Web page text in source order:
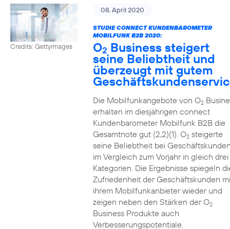
Credits: Gettyimages
08. April 2020
STUDIE CONNECT KUNDENBAROMETER
MOBILFUNK B2B 2020:
O2 Business steigert
seine Beliebtheit und
überzeugt mit gutem
Die Mobilfunkangebote von O2
erhalten im diesjährigen connect
Kundenbarometer Mobilfunk B2B die
Gesamtnote gut (2,2)(1). O2steigerte
seine Beliebtheit bei
im Vergleich zum Vorjahr in gleich drei
Kategorien. Die Ergebnisse spiegeln
Zufriedenheit der Geschäftskunden
ihrem Mobilfunkanbieter wieder und
zeigen neben den Stärken der O2
Business Produkte auch
Verbesserungspotentiale.